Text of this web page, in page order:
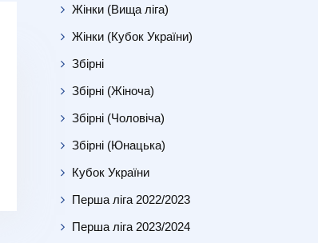
Жінки (Вища ліга)
Жінки (Кубок України)
Збірні
Збірні (Жіноча)
Збірні (Чоловіча)
Збірні (Юнацька)
Кубок України
Перша ліга 2022/2023
Перша ліга 2023/2024